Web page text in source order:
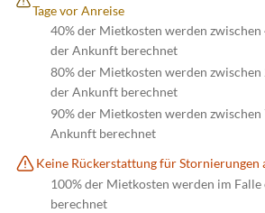
Tage vor Anreise
40% der Mietkosten werden zwischen
der Ankunft berechnet
80% der Mietkosten werden zwischen
der Ankunft berechnet
90% der Mietkosten werden zwischen
Ankunft berechnet
Keine Rückerstattung für Stornierungen
100% der Mietkosten werden im
berechnet